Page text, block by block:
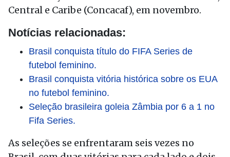
Central e Caribe (Concacaf), em novembro.
Notícias relacionadas:
Brasil conquista título do FIFA Series de
futebol feminino.
Brasil conquista vitória histórica sobre os EUA
no futebol feminino.
Seleção brasileira goleia Zâmbia por 6 a 1 no
Fifa Series.
As seleções se enfrentaram seis vezes no